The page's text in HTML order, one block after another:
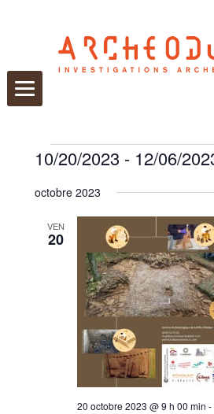
Évènements
10/20/2023 - 12/06/
une
date.
octobre 2023
VEN
20
20 octobre 2023 @ 9 h 00 min -